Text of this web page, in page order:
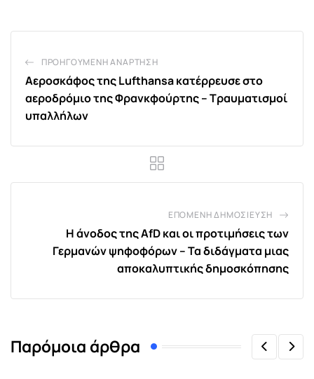
ΠΡΟΗΓΟΎΜΕΝΗ ΑΝΆΡΤΗΣΗ
Αεροσκάφος της Lufthansa κατέρρευσε στο
αεροδρόμιο της Φρανκφούρτης – Τραυματισμοί
υπαλλήλων
ΕΠΌΜΕΝΗ ΔΗΜΟΣΊΕΥΣΗ
Η άνοδος της AfD και οι προτιμήσεις των
Γερμανών ψηφοφόρων – Τα διδάγματα μιας
αποκαλυπτικής δημοσκόπησης
Παρόμοια άρθρα